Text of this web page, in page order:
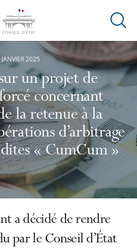
Ouvrir
de
un projet de
concernant
la retenue à la
d’arbitrage
« CumCum »
2025
a décidé de rendre
par le Conseil d’État